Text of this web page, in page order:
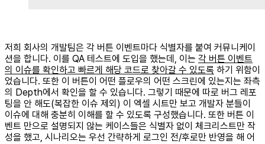
저희 회사의 개발팀은 각 버튼 이벤트마다 식별자를 붙여 커뮤니케이
션을 합니다. 이를 QA 테스트에 도입을 했는데, 이는 각 버튼 이벤트
의 이슈를 확인하고 빠르게 해당 코드로 찾아갈 수 있도록 하기 위함이
었습니다. 또한 이 버튼이 어떤 플로우의 어떤 스크린에 있는지는 좌측
의 Depth에서 확인을 할 수 있습니다. 그렇기 때문에 따로 버그 레포
팅을 안 해도(복잡한 이슈 제외) 이 엑셀 시트만 보고 개발자 분들이
이슈에 대해 충분히 이해를 할 수 있도록 구성했습니다. 또한 버튼 이
벤트 만으로 설명되지 않는 케이스들은 식별자 없이 체크리스트만 작
성을 했고, 시나리오는 우선 간략하게 로그인 전/후로만 반영을 해 어